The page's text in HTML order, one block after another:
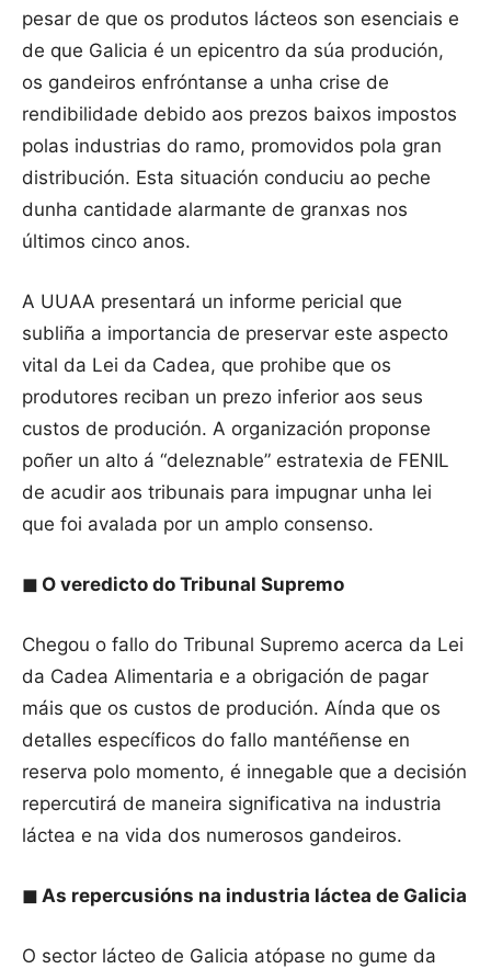
pesar de que os produtos lácteos son esenciais e
de que Galicia é un epicentro da súa produción,
os gandeiros enfróntanse a unha crise de
rendibilidade debido aos prezos baixos impostos
polas industrias do ramo, promovidos pola gran
distribución. Esta situación conduciu ao peche
dunha cantidade alarmante de granxas nos
últimos cinco anos.
A UUAA presentará un informe pericial que
subliña a importancia de preservar este aspecto
vital da Lei da Cadea, que prohibe que os
produtores reciban un prezo inferior aos seus
custos de produción. A organización proponse
poñer un alto á “deleznable” estratexia de FENIL
de acudir aos tribunais para impugnar unha lei
que foi avalada por un amplo consenso.
◼ O veredicto do Tribunal Supremo
Chegou o fallo do Tribunal Supremo acerca da Lei
da Cadea Alimentaria e a obrigación de pagar
máis que os custos de produción. Aínda que os
detalles específicos do fallo mantéñense en
reserva polo momento, é innegable que a decisión
repercutirá de maneira significativa na industria
láctea e na vida dos numerosos gandeiros.
◼ As repercusións na industria láctea de Galicia
O sector lácteo de Galicia atópase no gume da